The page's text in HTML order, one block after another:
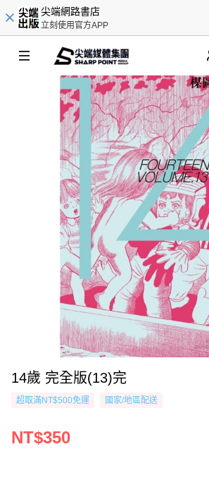
尖端網路書店
立刻使用官方APP
14歲 完全版(13)完
超取滿NT$500免運 國家/地區配送
NT$350